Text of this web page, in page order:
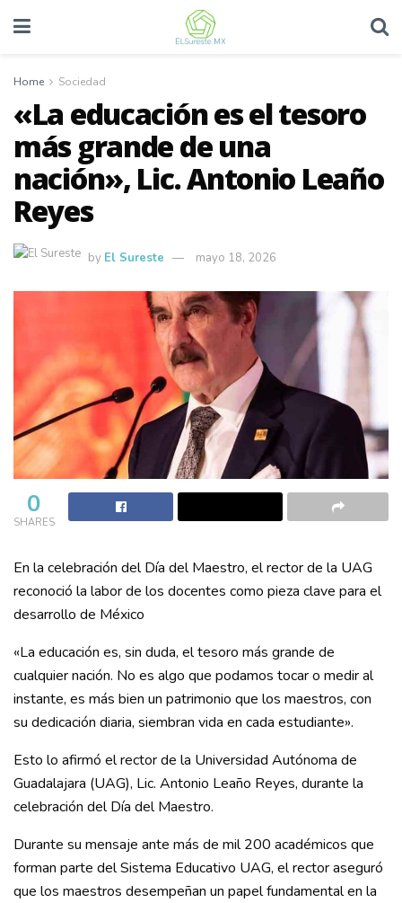
Home Sociedad
«La educación es el tesoro
más grande de una
nación», Lic. Antonio Leaño
Reyes
by El Sureste mayo 18, 2026
0
SHARES
En la celebración del Día del Maestro, el rector de la UAG
reconoció la labor de los docentes como pieza clave para el
desarrollo de México
«La educación es, sin duda, el tesoro más grande de
cualquier nación. No es algo que podamos tocar o medir al
instante, es más bien un patrimonio que los maestros, con
su dedicación diaria, siembran vida en cada estudiante».
Esto lo afirmó el rector de la Universidad Autónoma de
Guadalajara (UAG), Lic. Antonio Leaño Reyes, durante la
celebración del Día del Maestro.
Durante su mensaje ante más de mil 200 académicos que
forman parte del Sistema Educativo UAG, el rector aseguró
que los maestros desempeñan un papel fundamental en la